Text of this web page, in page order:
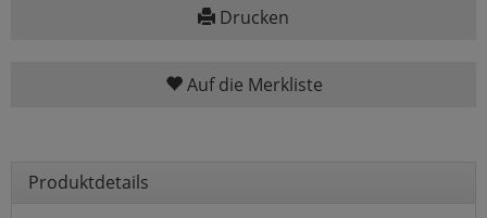
Drucken
Auf die Merkliste
Produktdetails